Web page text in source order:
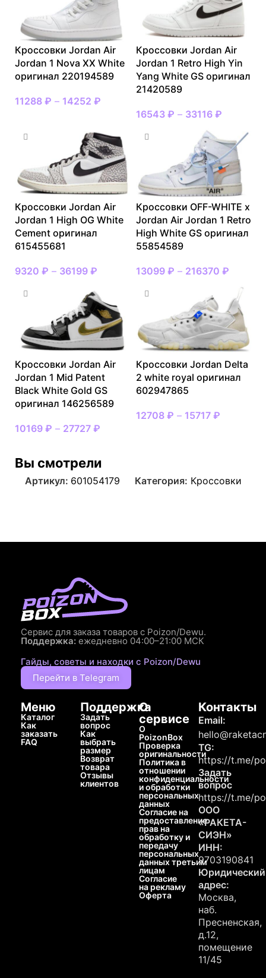
Кроссовки Jordan Air
Jordan 1 Nova XX White
оригинал 220194589
11288 ₽ – 14252 ₽
Кроссовки Jordan Air
Jordan 1 Retro High Yin
Yang White GS оригинал
21420589
16543 ₽ – 33116 ₽
Кроссовки Jordan Air
Jordan 1 High OG White
Cement оригинал
615455681
9320 ₽ – 36199 ₽
Кроссовки OFF-WHITE x
Jordan Air Jordan 1 Retro
High White GS оригинал
55854589
13099 ₽ – 216370 ₽
Кроссовки Jordan Air
Jordan 1 Mid Patent
Black White Gold GS
оригинал 146256589
10169 ₽ – 27727 ₽
Кроссовки Jordan Delta
2 white royal оригинал
602947865
12708 ₽ – 15717 ₽
Вы смотрели
Артикул: 601054179 Категория: Кроссовки
Сервис для заказа товаров с Poizon/Dewu.
Поддержка: ежедневно 04:00–21:00 МСК
Гайды, советы и находки с Poizon/Dewu
Перейти в Telegram
Меню
Каталог
Как
заказать
FAQ
Поддержка
Задать
вопрос
Как
выбрать
размер
Возврат
товара
Отзывы
клиентов
О
сервисе
О
PoizonBox
Проверка
оригинальности
Политика в
отношении
конфиденциальности
и обработки
персональных
данных
Согласие на
предоставление
прав на
обработку и
передачу
персональных
данных третьим
лицам
Согласие
на рекламу
Оферта
Контакты
Email:
TG:
https://t.me/
Задать
вопрос
https://t.me/
ООО
«РАКЕТА-
СИЭН»
ИНН:
9703190841
Юридический
адрес:
Москва,
наб.
Пресненская,
д.12,
помещение
11/45